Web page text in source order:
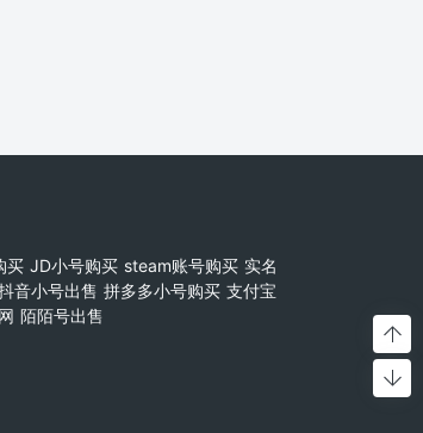
买 JD小号购买 steam账号购买 实名
音小号出售 拼多多小号购买 支付宝
陌陌号出售